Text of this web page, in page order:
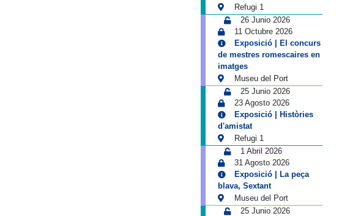
Refugi 1
26 Junio 2026
11 Octubre 2026
Exposició | El concurs
de mestres romescaires en
imatges
Museu del Port
25 Junio 2026
23 Agosto 2026
Exposició | Històries
d'amistat
Refugi 1
1 Abril 2026
31 Agosto 2026
Exposició | La peça
blava, Sextant
Museu del Port
25 Junio 2026